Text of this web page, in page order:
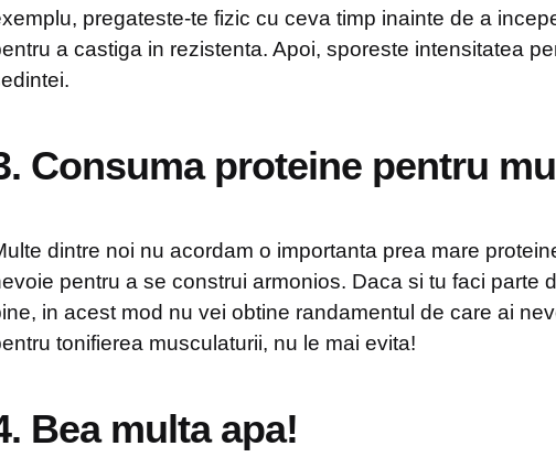
pregateste-te fizic cu ceva timp inainte de a
a castiga in rezistenta. Apoi, sporeste intensitatea
Consuma proteine pentru
dintre noi nu acordam o importanta prea mare
pentru a se construi armonios. Daca si tu faci parte
in acest mod nu vei obtine randamentul de care ai
tonifierea musculaturii, nu le mai evita!
Bea multa apa!